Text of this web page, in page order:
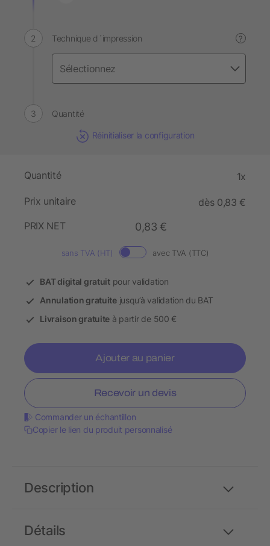
Technique d´impression ?
Quantité
Réinitialiser la configuration
Quantité 1x
Prix unitaire
dès 0,83 €
PRIX NET
0,83 €
sans TVA (HT) avec TVA (TTC)
BAT digital gratuitpour validation
Annulation gratuitejusqu’à validation du BAT
Livraison gratuite à partir de 500 €
Ajouter au panier
Recevoir un devis
Commander un échantillon
Copier le lien du produit personnalisé
Détails
Description